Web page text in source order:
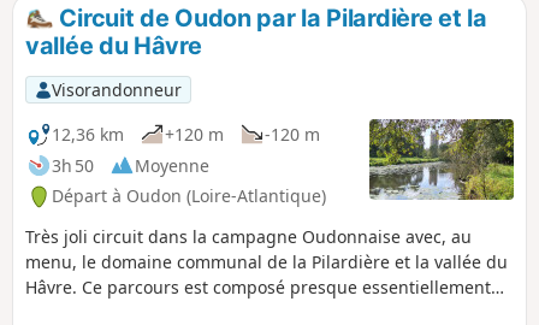
Hâvre au départ de Oudon, saura vous
satisfaire. Attention, au (7), la passerelle du Pont
Noyer est retirée du 1er novembre au 15 avril,
en fonction du niveau d'étiage de la rivière.
Circuit de Oudon par la Pilardière et la
vallée du Hâvre
Visorandonneur
12,36 km
+120 m
-120 m
3h 50
Moyenne
Départ à Oudon (Loire-Atlantique)
Très joli circuit dans la campagne Oudonnaise avec, au
menu, le domaine communal de la Pilardière et la vallée du
Hâvre. Ce parcours est composé presque essentiellement